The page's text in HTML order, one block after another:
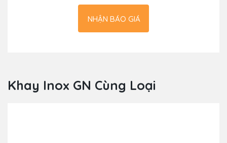
NHẬN BÁO GIÁ
Khay Inox GN Cùng Loại